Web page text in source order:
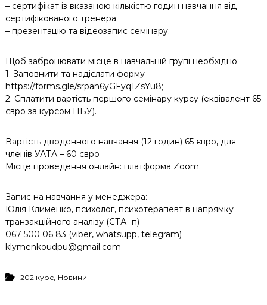
– сертифікат із вказаною кількістю годин навчання від
сертифікованого тренера;
– презентацію та відеозапис семінару.
Щоб забронювати місце в навчальній групі необхідно:
1. Заповнити та надіслати форму
https://forms.gle/srpan6yGFyq1ZsYu8;
2. Сплатити вартість першого семінару курсу (еквівалент 65
євро за курсом НБУ).
Вартість дводенного навчання (12 годин) 65 євро, для
членів УАТА – 60 євро
Місце проведення онлайн: платформа Zoom.
Запис на навчання у менеджера:
Юлія Клименко, психолог, психотерапевт в напрямку
транзакційного аналізу (СТА -п)
067 500 06 83 (viber, whatsupp, telegram)
klymenkoudpu@gmail.com
202 курс, Новини